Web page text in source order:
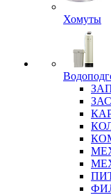
Хомуты